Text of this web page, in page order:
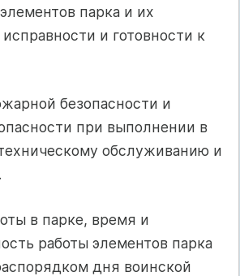
парка и их
и готовности к
безопасности и
при выполнении в
обслуживанию и
в парке, время и
работы элементов парка
дня воинской